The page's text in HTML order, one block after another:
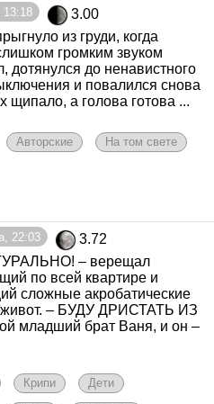
13:18
3.00
из груди, когда
громким звуком
дотянулся до ненавистного
и повалился снова
щипало, а голова готова ...
Авторские На том свете
22:03
3.72
– верещал
по всей квартире и
сложные акробатические
живот. – БУДУ ДРИСТАТЬ ИЗ
младший брат Ваня, и он –
Крипи Дети